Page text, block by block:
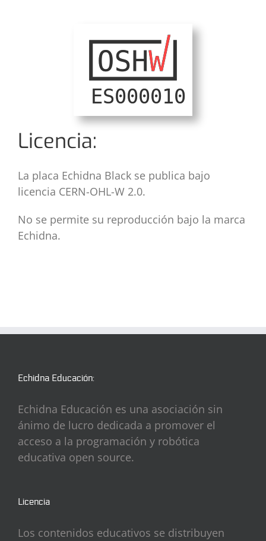
Licencia:
La placa Echidna Black se publica bajo
licencia CERN-OHL-W 2.0.
No se permite su reproducción bajo la marca
Echidna.
Echidna Educación:
Echidna Educación es una asociación sin
ánimo de lucro dedicada a promover el
acceso a la programación y robótica
educativa open source.
Licencia
Los contenidos educativos se distribuyen